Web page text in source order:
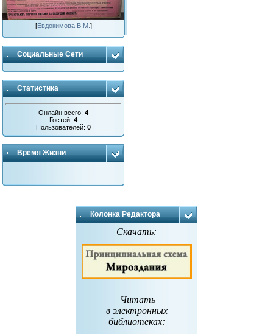
[Евдокимова В.М. ]
Социальные Сети
Статистика
Онлайн всего:4
Гостей:4
Пользователей:0
Время Жизни
Колонка Редактора
Скачать:
Читать
в электронных
библиотеках: